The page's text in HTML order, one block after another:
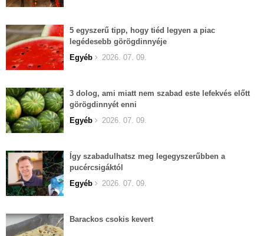
5 egyszerű tipp, hogy tiéd legyen a piac
legédesebb görögdinnyéje
Egyéb
2026. 07. 09.
3 dolog, ami miatt nem szabad este lefekvés előtt
görögdinnyét enni
Egyéb
2026. 07. 09.
Így szabadulhatsz meg legegyszerűbben a
pucércsigáktól
Egyéb
2026. 07. 09.
Barackos csokis kevert